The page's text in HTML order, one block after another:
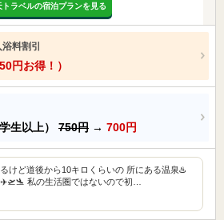
トラベルの宿泊プランを見る
料割引
円お得！）
生以上） 750円 → 700円
けど道後から10キロくらいの 所にある温泉♨️
私の生活圏ではないので初…